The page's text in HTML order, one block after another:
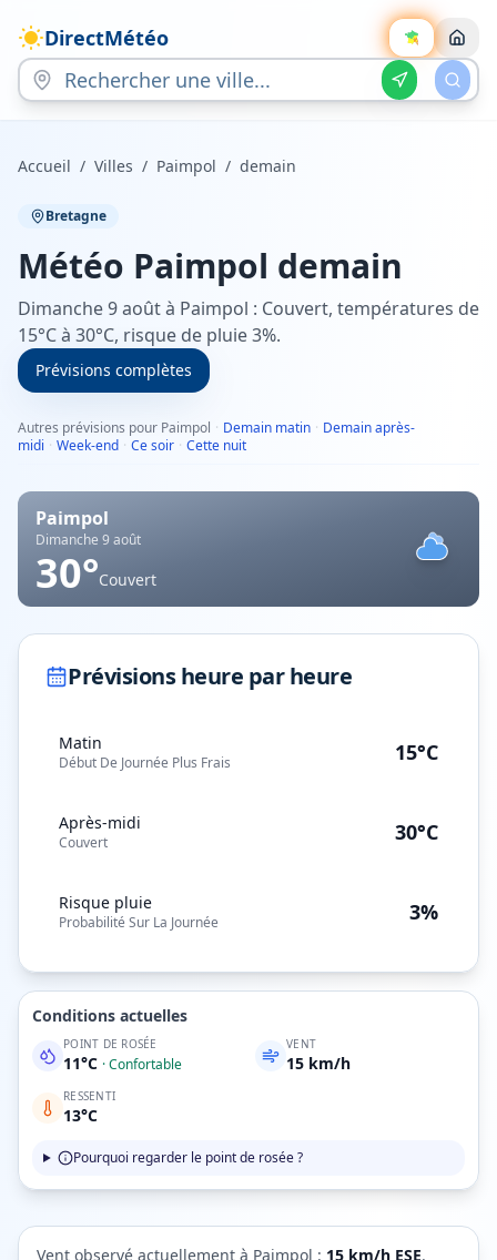
DirectMétéo
Accueil / Villes / Paimpol / demain
Bretagne
Météo Paimpol demain
Dimanche 9 août à Paimpol : Couvert, températures de
15°C à 30°C, risque de pluie 3%.
Prévisions complètes
Autres prévisions pour Paimpol · Demain matin · Demain après-
midi · Week-end · Ce soir · Cette nuit
Paimpol
Dimanche 9 août
30°Couvert
Prévisions heure par heure
Matin
Début De Journée Plus Frais 15°C
Après-midi
Couvert 30°C
Risque pluie
Probabilité Sur La Journée 3%
Conditions actuelles
POINT DE ROSÉE
11°C ·Confortable
VENT
15 km/h
RESSENTI
13°C
Pourquoi regarder le point de rosée ?
Vent observé actuellement à Paimpol : 15 km/h ESE.